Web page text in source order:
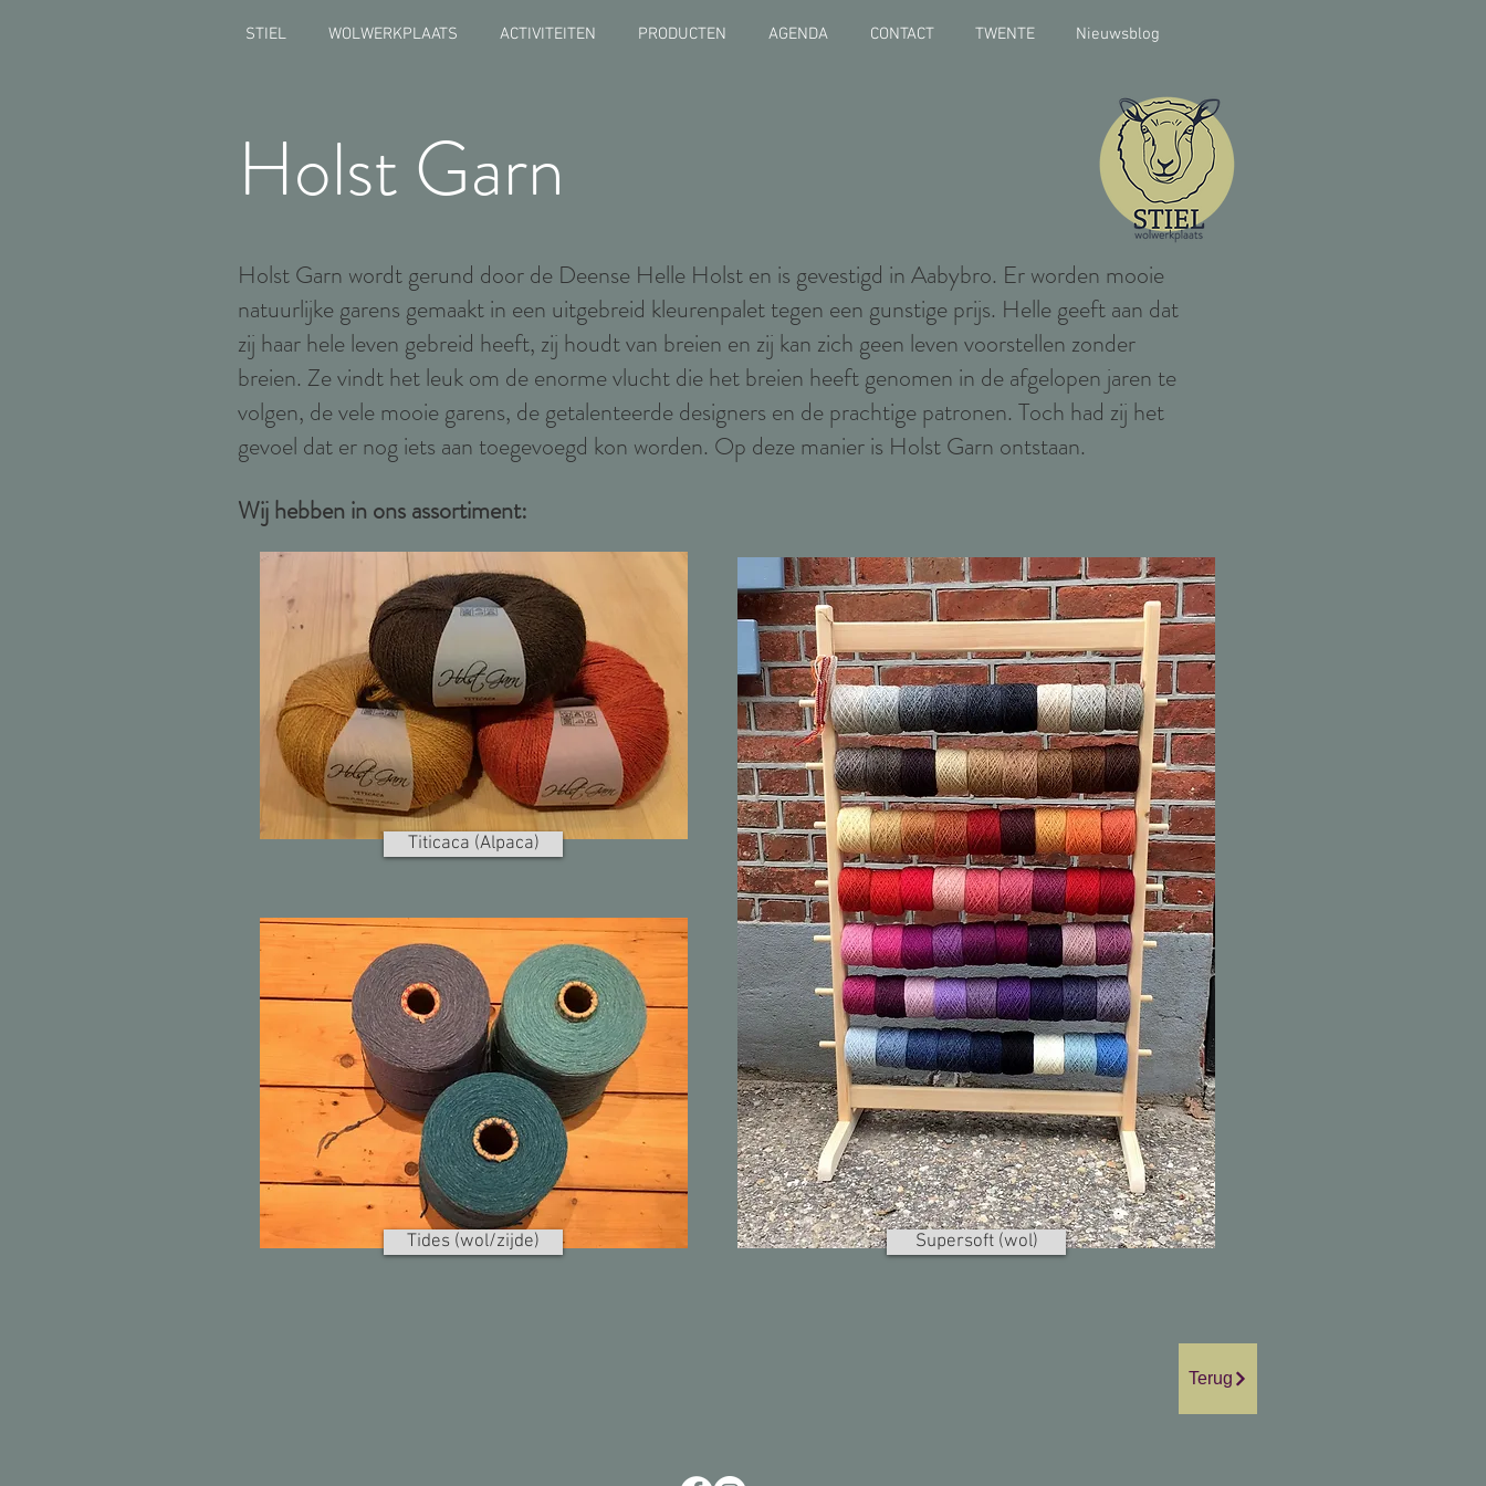
STIEL WOLWERKPLAATS ACTIVITEITEN PRODUCTEN AGENDA CONTACT TWENTE Nieuwsblog
Holst Garn
Holst Garn wordt gerund door de Deense Helle Holst en is gevestigd in Aabybro. Er worden mooie
natuurlijke garens gemaakt in een uitgebreid kleurenpalet tegen een gunstige prijs. Helle geeft aan dat
zij haar hele leven gebreid heeft, zij houdt van breien en zij kan zich geen leven voorstellen zonder
breien. Ze vindt het leuk om de enorme vlucht die het breien heeft genomen in de afgelopen jaren te
volgen, de vele mooie garens, de getalenteerde designers en de prachtige patronen. Toch had zij het
gevoel dat er nog iets aan toegevoegd kon worden. Op deze manier is Holst Garn ontstaan.
Wij hebben in ons assortiment:
Titicaca (Alpaca)
Tides (wol/zijde) Supersoft (wol)
Terug